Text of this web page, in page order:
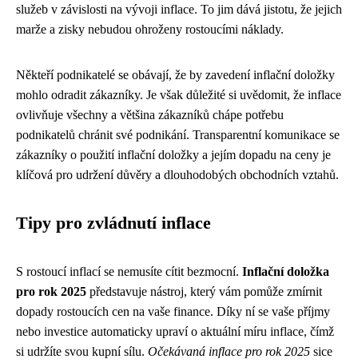
služeb v závislosti na vývoji inflace. To jim dává jistotu, že jejich
marže a zisky nebudou ohroženy rostoucími náklady.
Někteří podnikatelé se obávají, že by zavedení inflační doložky
mohlo odradit zákazníky. Je však důležité si uvědomit, že inflace
ovlivňuje všechny a většina zákazníků chápe potřebu
podnikatelů chránit své podnikání. Transparentní komunikace se
zákazníky o použití inflační doložky a jejím dopadu na ceny je
klíčová pro udržení důvěry a dlouhodobých obchodních vztahů.
Tipy pro zvládnutí inflace
S rostoucí inflací se nemusíte cítit bezmocní. Inflační doložka
pro rok 2025 představuje nástroj, který vám pomůže zmírnit
dopady rostoucích cen na vaše finance. Díky ní se vaše příjmy
nebo investice automaticky upraví o aktuální míru inflace, čímž
si udržíte svou kupní sílu. Očekávaná inflace pro rok 2025 sice